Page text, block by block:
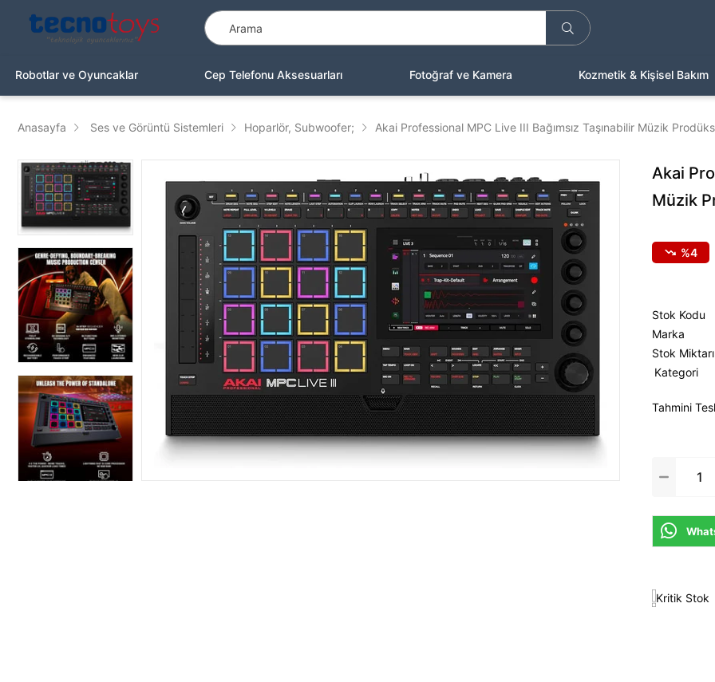
Robotlar ve Oyuncaklar Cep Telefonu Aksesuarları Fotoğraf ve Kamera Kozmetik & Kişisel Bakım
Anasayfa Ses ve Görüntü Sistemleri Hoparlör, Subwoofer; Akai Professional MPC Live III Bağımsız Taşınabilir Müzik
Akai
Müzik
4
Stok Kodu
Marka
Stok Miktarı
Kategori
Tahmini
Kritik Stok